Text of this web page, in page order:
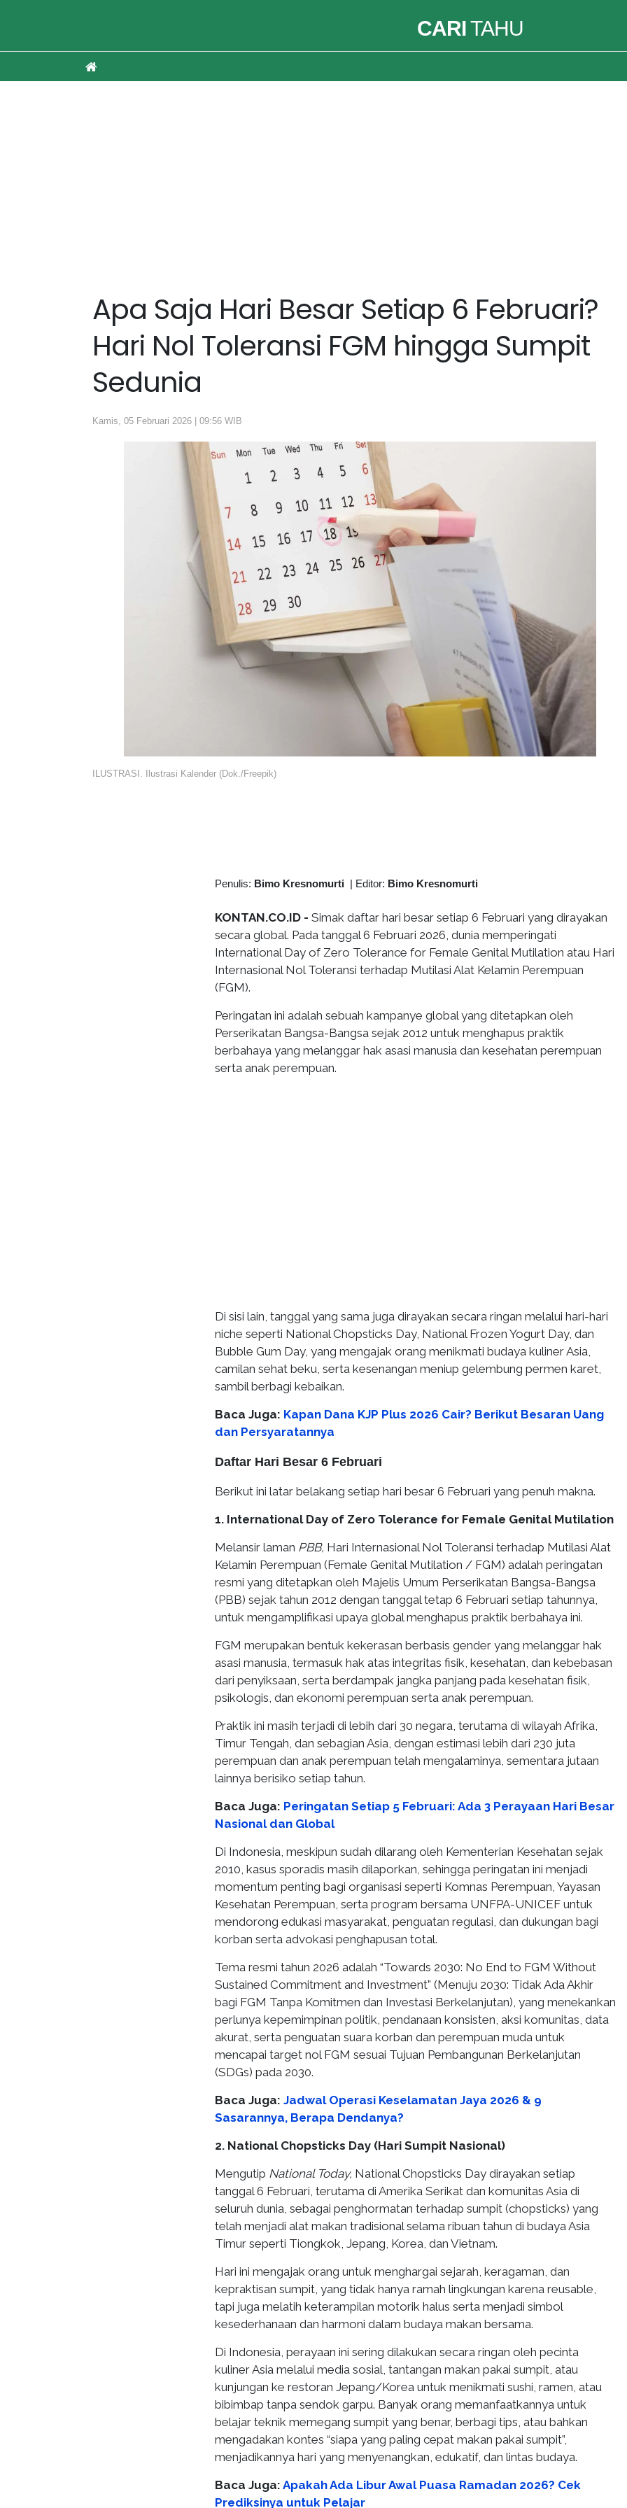
CARITAHU
Apa Saja Hari Besar Setiap 6 Februari?
Hari Nol Toleransi FGM hingga Sumpit
Sedunia
Kamis, 05 Februari 2026 | 09:56 WIB
ILUSTRASI. Ilustrasi Kalender (Dok./Freepik)
Penulis: Bimo Kresnomurti | Editor: Bimo Kresnomurti
KONTAN.CO.ID - Simak daftar hari besar setiap 6 Februari yang dirayakan
secara global. Pada tanggal 6 Februari 2026, dunia memperingati
International Day of Zero Tolerance for Female Genital Mutilation atau Hari
Internasional Nol Toleransi terhadap Mutilasi Alat Kelamin Perempuan
(FGM).
Peringatan ini adalah sebuah kampanye global yang ditetapkan oleh
Perserikatan Bangsa-Bangsa sejak 2012 untuk menghapus praktik
berbahaya yang melanggar hak asasi manusia dan kesehatan perempuan
serta anak perempuan.
Di sisi lain, tanggal yang sama juga dirayakan secara ringan melalui hari-hari
niche seperti National Chopsticks Day, National Frozen Yogurt Day, dan
Bubble Gum Day, yang mengajak orang menikmati budaya kuliner Asia,
camilan sehat beku, serta kesenangan meniup gelembung permen karet,
sambil berbagi kebaikan.
Baca Juga: Kapan Dana KJP Plus 2026 Cair? Berikut Besaran Uang
dan Persyaratannya
Daftar Hari Besar 6 Februari
Berikut ini latar belakang setiap hari besar 6 Februari yang penuh makna.
1. International Day of Zero Tolerance for Female Genital Mutilation
Melansir laman PBB, Hari Internasional Nol Toleransi terhadap Mutilasi Alat
Kelamin Perempuan (Female Genital Mutilation / FGM) adalah peringatan
resmi yang ditetapkan oleh Majelis Umum Perserikatan Bangsa-Bangsa
(PBB) sejak tahun 2012 dengan tanggal tetap 6 Februari setiap tahunnya,
untuk mengamplifikasi upaya global menghapus praktik berbahaya ini.
FGM merupakan bentuk kekerasan berbasis gender yang melanggar hak
asasi manusia, termasuk hak atas integritas fisik, kesehatan, dan kebebasan
dari penyiksaan, serta berdampak jangka panjang pada kesehatan fisik,
psikologis, dan ekonomi perempuan serta anak perempuan.
Praktik ini masih terjadi di lebih dari 30 negara, terutama di wilayah Afrika,
Timur Tengah, dan sebagian Asia, dengan estimasi lebih dari 230 juta
perempuan dan anak perempuan telah mengalaminya, sementara jutaan
lainnya berisiko setiap tahun.
Baca Juga: Peringatan Setiap 5 Februari: Ada 3 Perayaan Hari Besar
Nasional dan Global
Di Indonesia, meskipun sudah dilarang oleh Kementerian Kesehatan sejak
2010, kasus sporadis masih dilaporkan, sehingga peringatan ini menjadi
momentum penting bagi organisasi seperti Komnas Perempuan, Yayasan
Kesehatan Perempuan, serta program bersama UNFPA-UNICEF untuk
mendorong edukasi masyarakat, penguatan regulasi, dan dukungan bagi
korban serta advokasi penghapusan total.
Tema resmi tahun 2026 adalah “Towards 2030: No End to FGM Without
Sustained Commitment and Investment” (Menuju 2030: Tidak Ada Akhir
bagi FGM Tanpa Komitmen dan Investasi Berkelanjutan), yang menekankan
perlunya kepemimpinan politik, pendanaan konsisten, aksi komunitas, data
akurat, serta penguatan suara korban dan perempuan muda untuk
mencapai target nol FGM sesuai Tujuan Pembangunan Berkelanjutan
(SDGs) pada 2030.
Baca Juga: Jadwal Operasi Keselamatan Jaya 2026 & 9
Sasarannya, Berapa Dendanya?
2. National Chopsticks Day (Hari Sumpit Nasional)
Mengutip National Today, National Chopsticks Day dirayakan setiap
tanggal 6 Februari, terutama di Amerika Serikat dan komunitas Asia di
seluruh dunia, sebagai penghormatan terhadap sumpit (chopsticks) yang
telah menjadi alat makan tradisional selama ribuan tahun di budaya Asia
Timur seperti Tiongkok, Jepang, Korea, dan Vietnam.
Hari ini mengajak orang untuk menghargai sejarah, keragaman, dan
kepraktisan sumpit, yang tidak hanya ramah lingkungan karena reusable,
tapi juga melatih keterampilan motorik halus serta menjadi simbol
kesederhanaan dan harmoni dalam budaya makan bersama.
Di Indonesia, perayaan ini sering dilakukan secara ringan oleh pecinta
kuliner Asia melalui media sosial, tantangan makan pakai sumpit, atau
kunjungan ke restoran Jepang/Korea untuk menikmati sushi, ramen, atau
bibimbap tanpa sendok garpu. Banyak orang memanfaatkannya untuk
belajar teknik memegang sumpit yang benar, berbagi tips, atau bahkan
mengadakan kontes “siapa yang paling cepat makan pakai sumpit”,
menjadikannya hari yang menyenangkan, edukatif, dan lintas budaya.
Baca Juga: Apakah Ada Libur Awal Puasa Ramadan 2026? Cek
Prediksinya untuk Pelajar